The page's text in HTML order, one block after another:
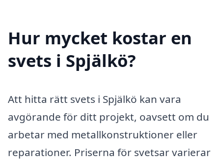
Hur mycket kostar en
svets i Spjälkö?
Att hitta rätt svets i Spjälkö kan vara
avgörande för ditt projekt, oavsett om du
arbetar med metallkonstruktioner eller
reparationer. Priserna för svetsar varierar